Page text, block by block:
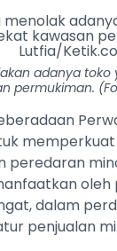
adanya
permukiman.
peredaran
oleh
dalam
penjualan